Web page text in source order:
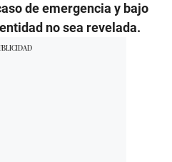
de emergencia y bajo
no sea revelada.